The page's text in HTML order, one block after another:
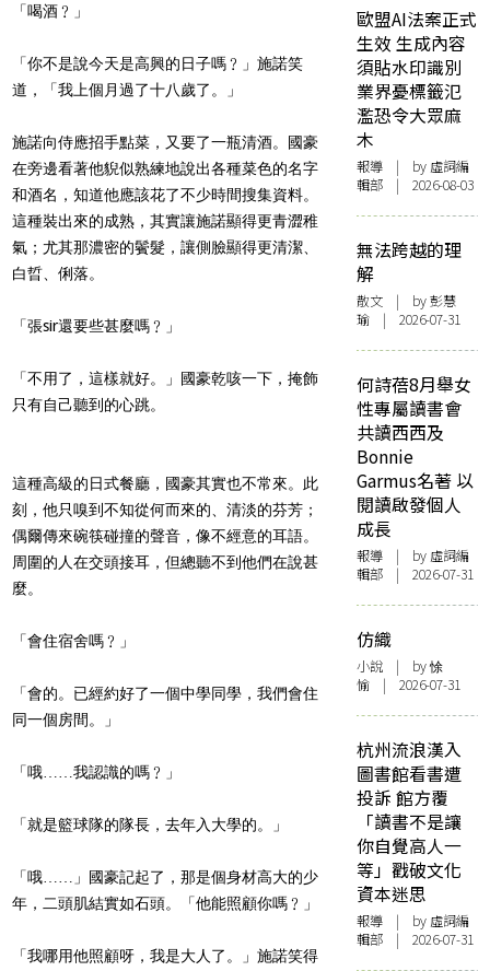
「喝酒﹖」
「你不是說今天是高興的日子嗎﹖」施諾笑
道，「我上個月過了十八歲了。」
施諾向侍應招手點菜，又要了一瓶清酒。國豪
在旁邊看著他貎似熟練地說出各種菜色的名字
和酒名，知道他應該花了不少時間搜集資料。
這種裝出來的成熟，其實讓施諾顯得更青澀稚
氣；尤其那濃密的鬢髮，讓側臉顯得更清潔、
白晢、俐落。
「張sir還要些甚麼嗎﹖」
「不用了，這樣就好。」國豪乾咳一下，掩飾
只有自己聽到的心跳。
這種高級的日式餐廳，國豪其實也不常來。此
刻，他只嗅到不知從何而來的、清淡的芬芳；
偶爾傳來碗筷碰撞的聲音，像不經意的耳語。
周圍的人在交頭接耳，但總聽不到他們在說甚
麼。
「會住宿舍嗎﹖」
「會的。已經約好了一個中學同學，我們會住
同一個房間。」
「哦……我認識的嗎﹖」
「就是籃球隊的隊長，去年入大學的。」
「哦……」國豪記起了，那是個身材高大的少
年，二頭肌結實如石頭。「他能照顧你嗎﹖」
「我哪用他照顧呀，我是大人了。」施諾笑得
歐盟AI法案正式
生效 生成內容
須貼水印識別
業界憂標籤氾
濫恐令大眾麻
木
報導 | by 虛詞編
輯部 | 2026-08-03
無法跨越的理
解
散文 | by 彭慧
瑜 | 2026-07-31
何詩蓓8月舉女
性專屬讀書會
共讀西西及
Bonnie
Garmus名著 以
閱讀啟發個人
成長
報導 | by 虛詞編
輯部 | 2026-07-31
仿織
小說 | by 悇
愉 | 2026-07-31
杭州流浪漢入
圖書館看書遭
投訴 館方覆
「讀書不是讓
你自覺高人一
等」戳破文化
資本迷思
報導 | by 虛詞編
輯部 | 2026-07-31